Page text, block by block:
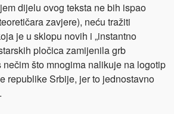
dijelu ovog teksta ne bih ispao
zavjere), neću tražiti
je u sklopu novih i „instantno
pločica zamijenila grb
što mnogima nalikuje na logotip
republike Srbije, jer to jednostavno